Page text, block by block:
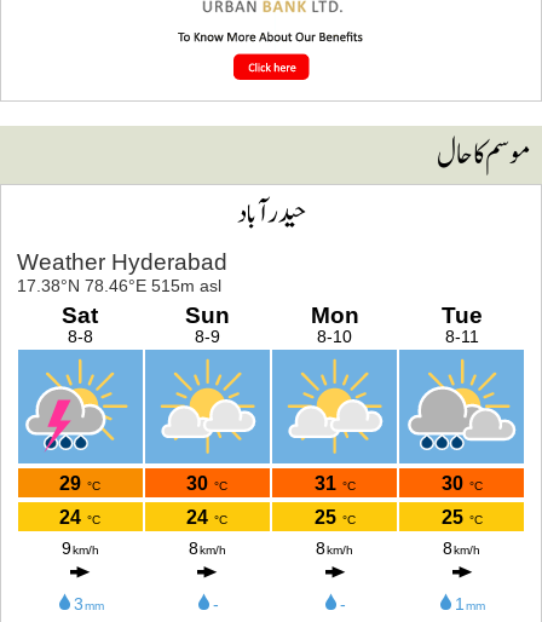
کا حال
حیدرآباد